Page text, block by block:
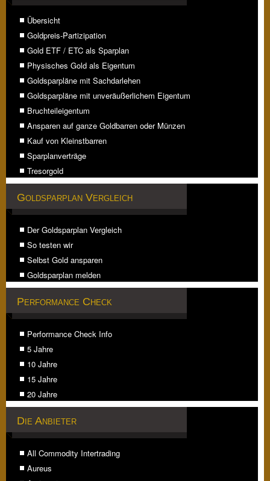
Übersicht
Goldpreis-Partizipation
Gold ETF / ETC als Sparplan
Physisches Gold als Eigentum
Goldsparpläne mit Sachdarlehen
Goldsparpläne mit unveräußerlichem Eigentum
Bruchteileigentum
Ansparen auf ganze Goldbarren oder Münzen
Kauf von Kleinstbarren
Sparplanverträge
Tresorgold
Goldsparplan Vergleich
Der Goldsparplan Vergleich
So testen wir
Selbst Gold ansparen
Goldsparplan melden
Performance Check
Performance Check Info
5 Jahre
10 Jahre
15 Jahre
20 Jahre
Die Anbieter
All Commodity Intertrading
Aureus